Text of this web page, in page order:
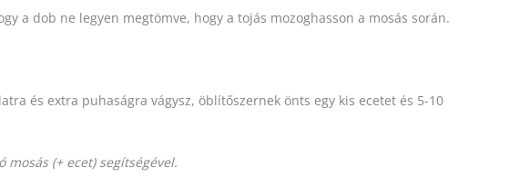
a dob ne legyen megtömve, hogy a tojás mozoghasson a mosás során.
és extra puhaságra vágysz, öblítőszernek önts egy kis ecetet és 5-10
(+ ecet) segítségével.